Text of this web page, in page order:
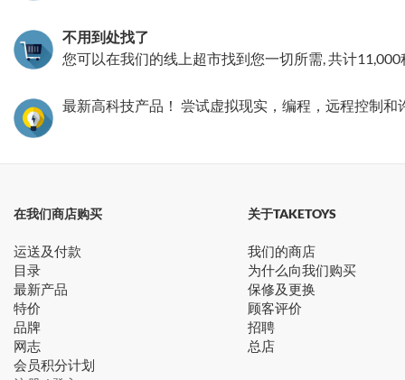
不用到处找了
您可以在我们的线上超市找到您一切所需, 共计11,000
最新高科技产品！ 尝试虚拟现实，编程，远程控制
在我们商店购买
运送及付款
目录
最新产品
特价
品牌
网志
会员积分计划
关于TAKETOYS
我们的商店
为什么向我们购买
保修及更换
顾客评价
招聘
总店